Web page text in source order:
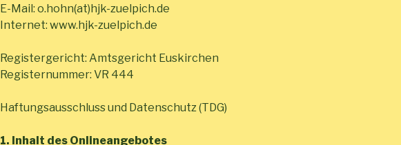
E-Mail: o.hohn(at)hjk-zuelpich.de
Internet: www.hjk-zuelpich.de
Registergericht: Amtsgericht Euskirchen
Registernummer: VR 444
Haftungsausschluss und Datenschutz (TDG)
1. Inhalt des Onlineangebotes